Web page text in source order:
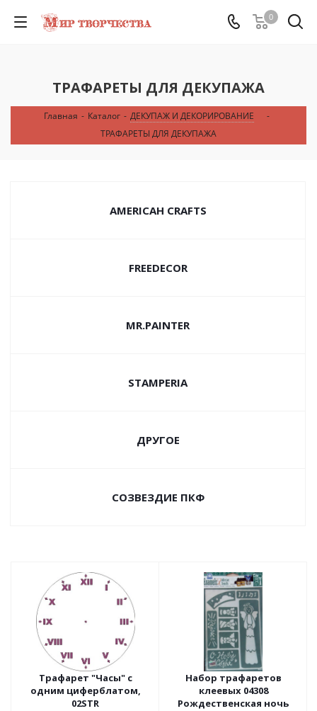
0
ТРАФАРЕТЫ ДЛЯ ДЕКУПАЖА
Главная - Каталог - ДЕКУПАЖ И ДЕКОРИРОВАНИЕ
-
ТРАФАРЕТЫ ДЛЯ ДЕКУПАЖА
AMERICAH CRAFTS
FREEDECOR
MR.PAINTER
STAMPERIA
ДРУГОЕ
СОЗВЕЗДИЕ ПКФ
Трафарет "Часы" с
одним циферблатом,
02STR
Набор трафаретов
клеевых 04308
Рождественская ночь